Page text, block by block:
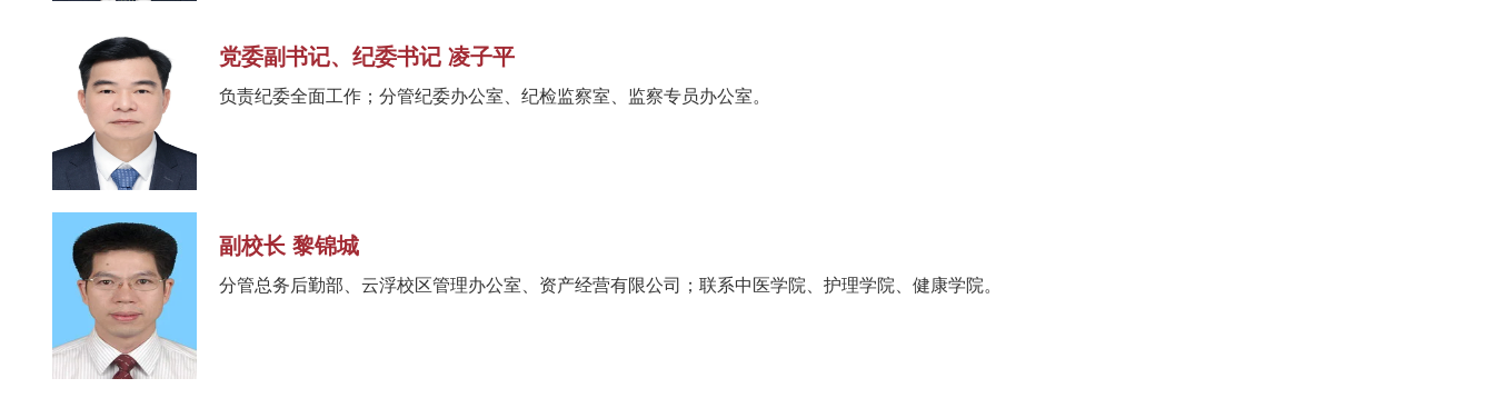
党委副书记、纪委书记 凌子平
负责纪委全面工作；分管纪委办公室、纪检监察室、监察专员办公室。
副校长 黎锦城
分管总务后勤部、云浮校区管理办公室、资产经营有限公司；联系中医学院、护理学院、健康学院。